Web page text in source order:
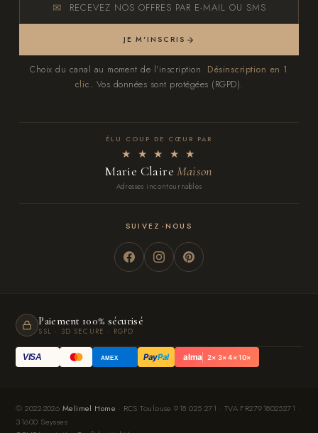
RECEVEZ NOS OFFRES PAR E-MAIL OU SMS
JE M'INSCRIS
Choix du canal au moment de l'inscription. Désinscription en 1
clic. Vos données sont protégées (RGPD).
ÉLU COUP DE CŒUR PAR
★ ★ ★ ★ ★
Marie ClaireMaison
Adresses incontournables
SUIVEZ-NOUS
Paiement 100% sécurisé
SSL · 3D SECURE · RGPD
VISA AMEX PayPal alma 2× 3× 4× 10×
© 2022-2026 Melimel Home · RCS Toulouse 918 025 271 · TVA FR27918025271 ·
31600 Seysses